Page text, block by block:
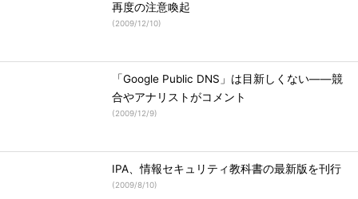
再度の注意喚起
(2009/12/10)
「Google Public DNS」は目新しくない――競
合やアナリストがコメント
(2009/12/9)
IPA、情報セキュリティ教科書の最新版を刊行
(2009/8/10)